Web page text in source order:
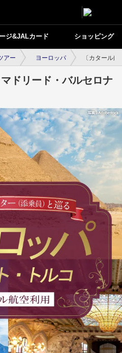
ジ&JALカード ショッピング
アー ヨーロッパ 〔カタール
ドリード・バルセロナ